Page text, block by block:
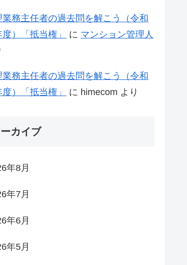
業務主任者の過去問を解こう（令和
度）「抵当権」
に マンション管理人
業務主任者の過去問を解こう（令和
度）「抵当権」
に himecom より
カイブ
年8月
年7月
年6月
年5月